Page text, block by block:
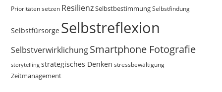
Prioritäten setzen ResilienzSelbstbestimmung Selbstfindung
Selbstfürsorge Selbstreflexion
SelbstverwirklichungSmartphone Fotografie
storytelling strategisches Denken stressbewältigung
Zeitmanagement